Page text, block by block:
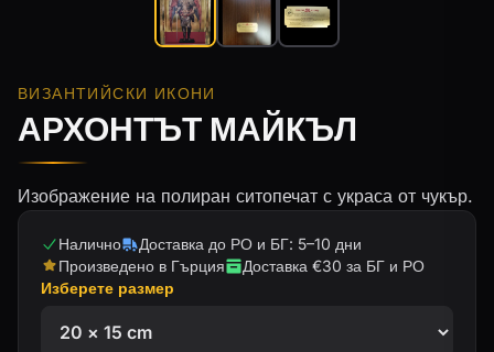
ВИЗАНТИЙСКИ ИКОНИ
АРХОНТЪТ МАЙКЪЛ
Изображение на полиран ситопечат с украса от чукър.
Налично
Доставка до РО и БГ: 5–10 дни
Произведено в Гърция
Доставка €30 за БГ и РО
Изберете размер